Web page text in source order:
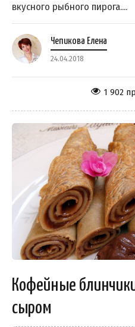
вкусного рыбного пирога....
Чепикова Елена
24.04.2018
1 902
Кофейные
сыром